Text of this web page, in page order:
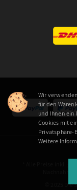
© 2025 Die
Wir
für den
und Ihnen ein
Cookies mit
Privatsphäre-
Weitere